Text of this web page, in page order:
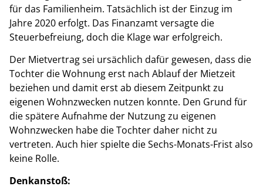
für das Familienheim. Tatsächlich ist der Einzug im
Jahre 2020 erfolgt. Das Finanzamt versagte die
Steuerbefreiung, doch die Klage war erfolgreich.
Der Mietvertrag sei ursächlich dafür gewesen, dass die
Tochter die Wohnung erst nach Ablauf der Mietzeit
beziehen und damit erst ab diesem Zeitpunkt zu
eigenen Wohnzwecken nutzen konnte. Den Grund für
die spätere Aufnahme der Nutzung zu eigenen
Wohnzwecken habe die Tochter daher nicht zu
vertreten. Auch hier spielte die Sechs-Monats-Frist also
keine Rolle.
Denkanstoß: